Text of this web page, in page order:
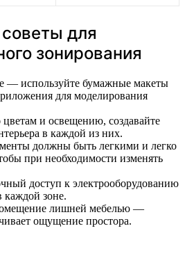
для
зонирования
— используйте бумажные макеты
для моделирования
цветам и освещению, создавайте
в каждой из них.
должны быть легкими и легко
при необходимости изменять
доступ к электрооборудованию
зоне.
лишней мебелью —
ощущение простора.